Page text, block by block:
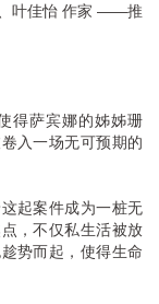
叶佳怡 作家 ——推
得萨宾娜的姊姊珊
入一场无可预期的
起案件成为一桩无
，不仅私生活被放
势而起，使得生命